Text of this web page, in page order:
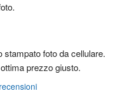
stampato foto da cellulare.
prezzo giusto.